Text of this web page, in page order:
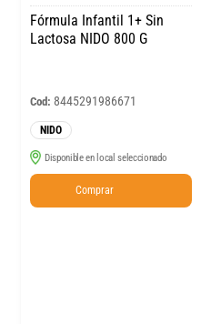
Fórmula Infantil 1+ Sin
Lactosa NIDO 800 G
Cod: 8445291986671
NIDO
Disponible en local seleccionado
Comprar